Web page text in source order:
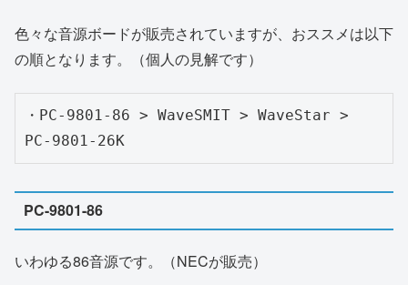
色々な音源ボードが販売されていますが、おススメは以下
の順となります。（個人の見解です）
・PC-9801-86 > WaveSMIT > WaveStar >
PC-9801-26K
PC-9801-86
いわゆる86音源です。（NECが販売）